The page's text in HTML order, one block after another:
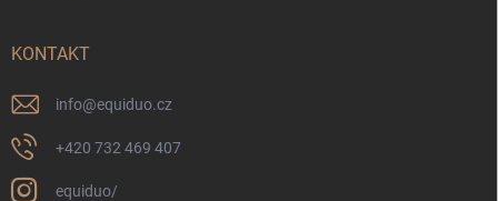
KONTAKT
info@equiduo.cz
+420 732 469 407
equiduo/